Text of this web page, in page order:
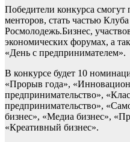
Победители конкурса смогут
менторов, стать частью
Росмолодежь.Бизнес,
экономических форумах, а
«День с предпринимателем».
В конкурсе будет 10
«Прорыв года»,
предпринимательство»,
предпринимательство»,
бизнес», «Медиа бизнес»,
«Креативный бизнес».